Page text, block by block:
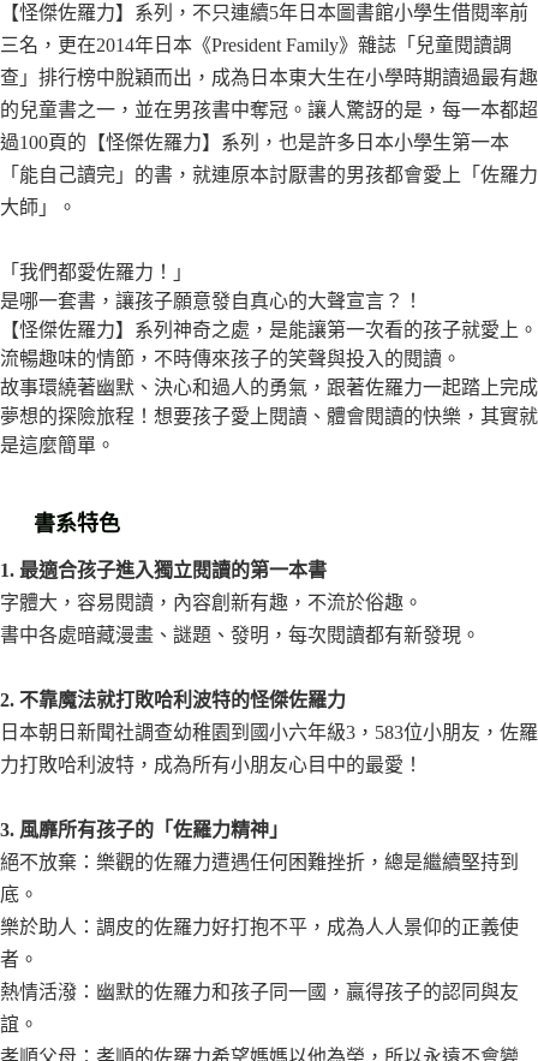
【怪傑佐羅力】系列，不只連續5年日本圖書館小學生借閱率前
三名，更在2014年日本《President Family》雜誌「兒童閱讀調
查」排行榜中脫穎而出，成為日本東大生在小學時期讀過最有趣
的兒童書之一，並在男孩書中奪冠。讓人驚訝的是，每一本都超
過100頁的【怪傑佐羅力】系列，也是許多日本小學生第一本
「能自己讀完」的書，就連原本討厭書的男孩都會愛上「佐羅力
大師」。
「我們都愛佐羅力！」
是哪一套書，讓孩子願意發自真心的大聲宣言？！
【怪傑佐羅力】系列神奇之處，是能讓第一次看的孩子就愛上。
流暢趣味的情節，不時傳來孩子的笑聲與投入的閱讀。
故事環繞著幽默、決心和過人的勇氣，跟著佐羅力一起踏上完成
夢想的探險旅程！想要孩子愛上閱讀、體會閱讀的快樂，其實就
是這麼簡單。
書系特色
1. 最適合孩子進入獨立閱讀的第一本書
字體大，容易閱讀，內容創新有趣，不流於俗趣。
書中各處暗藏漫畫、謎題、發明，每次閱讀都有新發現。
2. 不靠魔法就打敗哈利波特的怪傑佐羅力
日本朝日新聞社調查幼稚園到國小六年級3，583位小朋友，佐羅
力打敗哈利波特，成為所有小朋友心目中的最愛！
3. 風靡所有孩子的「佐羅力精神」
絕不放棄：樂觀的佐羅力遭遇任何困難挫折，總是繼續堅持到
底。
樂於助人：調皮的佐羅力好打抱不平，成為人人景仰的正義使
者。
熱情活潑：幽默的佐羅力和孩子同一國，贏得孩子的認同與友
誼。